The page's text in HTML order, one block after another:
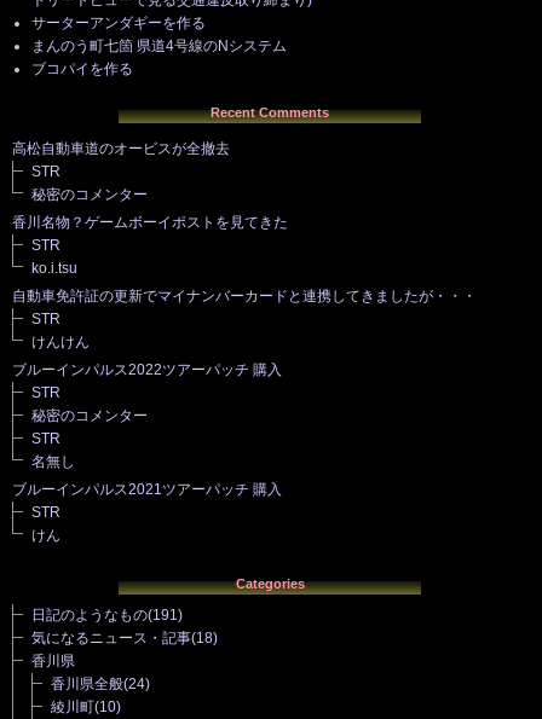
サーターアンダギーを作る
まんのう町七箇 県道4号線のNシステム
ブコパイを作る
Recent Comments
高松自動車道のオービスが全撤去
STR
秘密のコメンター
香川名物？ゲームボーイポストを見てきた
STR
ko.i.tsu
自動車免許証の更新でマイナンバーカードと連携してきましたが・・・
STR
けんけん
ブルーインパルス2022ツアーパッチ 購入
STR
秘密のコメンター
STR
名無し
ブルーインパルス2021ツアーパッチ 購入
STR
けん
Categories
日記のようなもの(191)
気になるニュース・記事(18)
香川県
香川県全般(24)
綾川町(10)